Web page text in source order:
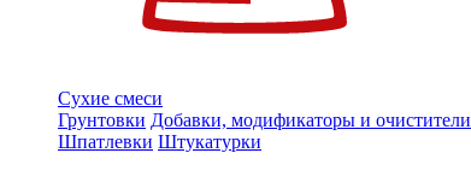
Сухие смеси
Грунтовки Добавки, модификаторы и очистители
Шпатлевки Штукатурки